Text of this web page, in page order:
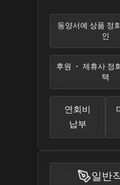
동양서예 상품 정
인
후원 ・ 제휴사 정
택
연회비
납부
일반